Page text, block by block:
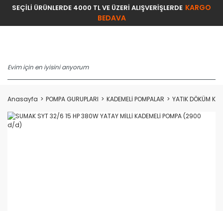
SEÇİLİ ÜRÜNLERDE 4000 TL VE ÜZERİ ALIŞVERİŞLERDE KARGO
BEDAVA
Anasayfa POMPA GURUPLARI KADEMELİ POMPALAR YATIK DÖKÜM